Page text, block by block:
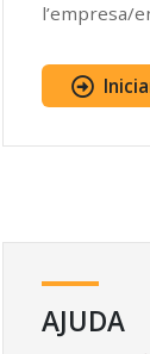
l’empresa/
AJUDA